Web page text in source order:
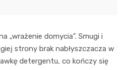
„wrażenie domycia”. Smugi i
strony brak nabłyszczacza w
detergentu, co kończy się